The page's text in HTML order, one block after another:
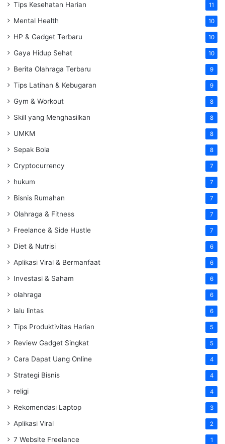
Tips Kesehatan Harian 11
Mental Health 10
HP & Gadget Terbaru 10
Gaya Hidup Sehat 10
Berita Olahraga Terbaru 9
Tips Latihan & Kebugaran 9
Gym & Workout 8
Skill yang Menghasilkan 8
UMKM 8
Sepak Bola 8
Cryptocurrency 7
hukum 7
Bisnis Rumahan 7
Olahraga & Fitness 7
Freelance & Side Hustle 7
Diet & Nutrisi 6
Aplikasi Viral & Bermanfaat 6
Investasi & Saham 6
olahraga 6
lalu lintas 6
Tips Produktivitas Harian 5
Review Gadget Singkat 5
Cara Dapat Uang Online 4
Strategi Bisnis 4
religi 4
Rekomendasi Laptop 3
Aplikasi Viral 2
7 Website Freelance 1